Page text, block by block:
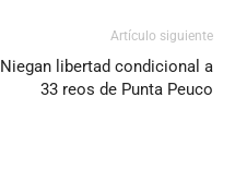
Artículo siguiente
Niegan libertad condicional a
33 reos de Punta Peuco